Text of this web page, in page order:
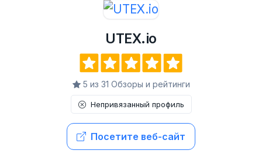
UTEX.io
5 из 31 Обзоры и рейтинги
Непривязанный профиль
Посетите веб-сайт